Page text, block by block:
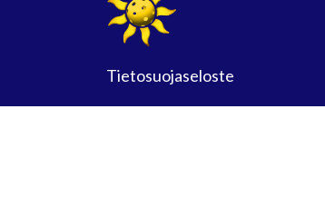
Tietosuojaseloste